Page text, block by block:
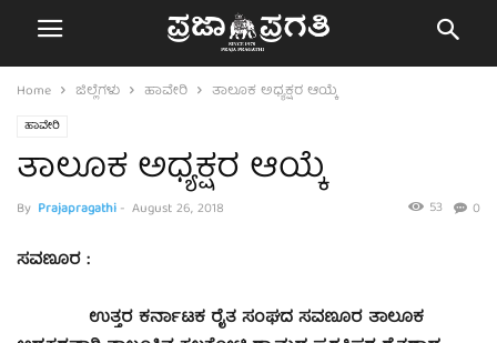
Home ಜಿಲ್ಲೆಗಳು ಹಾವೇರಿ ತಾಲೂಕ ಅಧ್ಯಕ್ಷರ ಆಯ್ಕೆ
ಹಾವೇರಿ
ತಾಲೂಕ ಅಧ್ಯಕ್ಷರ ಆಯ್ಕೆ
By Prajapragathi- August 26, 2018 0
53
ಸವಣೂರ :
ಉತ್ತರ ಕರ್ನಾಟಕ ರೈತ ಸಂಘದ ಸವಣೂರ ತಾಲೂಕ